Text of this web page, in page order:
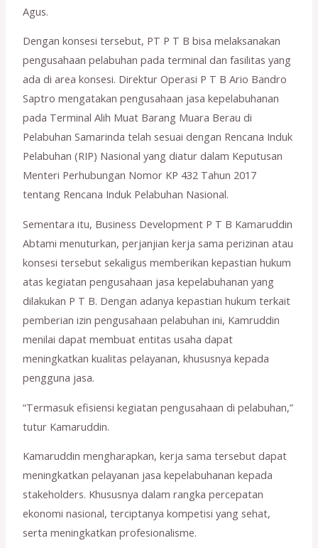
Agus.
Dengan konsesi tersebut, PT P T B bisa melaksanakan
pengusahaan pelabuhan pada terminal dan fasilitas yang
ada di area konsesi. Direktur Operasi P T B Ario Bandro
Saptro mengatakan pengusahaan jasa kepelabuhanan
pada Terminal Alih Muat Barang Muara Berau di
Pelabuhan Samarinda telah sesuai dengan Rencana Induk
Pelabuhan (RIP) Nasional yang diatur dalam Keputusan
Menteri Perhubungan Nomor KP 432 Tahun 2017
tentang Rencana Induk Pelabuhan Nasional.
Sementara itu, Business Development P T B Kamaruddin
Abtami menuturkan, perjanjian kerja sama perizinan atau
konsesi tersebut sekaligus memberikan kepastian hukum
atas kegiatan pengusahaan jasa kepelabuhanan yang
dilakukan P T B. Dengan adanya kepastian hukum terkait
pemberian izin pengusahaan pelabuhan ini, Kamruddin
menilai dapat membuat entitas usaha dapat
meningkatkan kualitas pelayanan, khususnya kepada
pengguna jasa.
“Termasuk efisiensi kegiatan pengusahaan di pelabuhan,”
tutur Kamaruddin.
Kamaruddin mengharapkan, kerja sama tersebut dapat
meningkatkan pelayanan jasa kepelabuhanan kepada
stakeholders. Khususnya dalam rangka percepatan
ekonomi nasional, terciptanya kompetisi yang sehat,
serta meningkatkan profesionalisme.